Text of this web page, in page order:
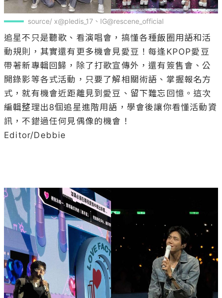
source/ x@pledis_17、IG@rescene_official
追星不只是聽歌、看演唱會，搞懂各種飯圈用語和活
動規則，其實還有更多機會見愛豆！每逢KPOP愛豆
帶著新專輯回歸，除了打歌宣傳外，還有簽售會、公
開錄影等各式活動，只要了解相關術語、掌握報名方
式，就有機會近距離見到愛豆、留下難忘回憶。這次
編輯整理出8個追星進階用語，學會後讓你看懂活動資
訊，不錯過任何見偶像的機會！
Editor/Debbie